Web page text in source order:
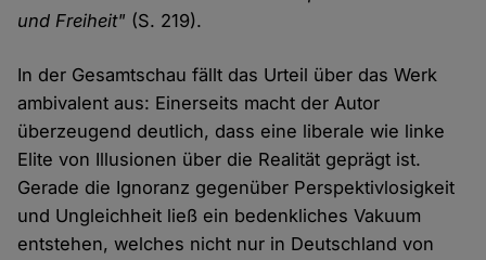
und Freiheit" (S. 219).
In der Gesamtschau fällt das Urteil über das Werk
ambivalent aus: Einerseits macht der Autor
überzeugend deutlich, dass eine liberale wie linke
Elite von Illusionen über die Realität geprägt ist.
Gerade die Ignoranz gegenüber Perspektivlosigkeit
und Ungleichheit ließ ein bedenkliches Vakuum
entstehen, welches nicht nur in Deutschland von